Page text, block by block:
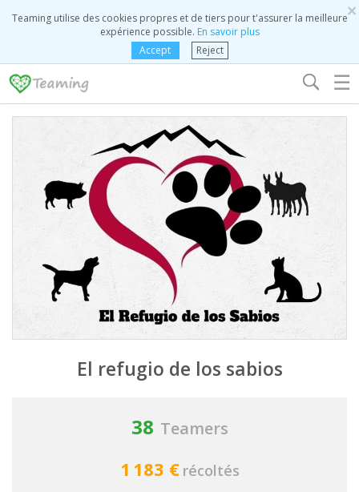
×
Teaming utilise des cookies propres et de tiers pour t'assurer la meilleure
expérience possible. En savoir plus
Accept
Reject
☰
El refugio de los sabios
38 Teamers
1 183 € récoltés